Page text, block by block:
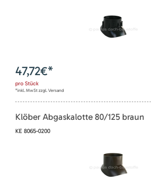
47,72€*
pro Stück
*inkl. MwSt zzgl. Versand
Klöber Abgaskalotte 80/125 braun
KE 8065-0200